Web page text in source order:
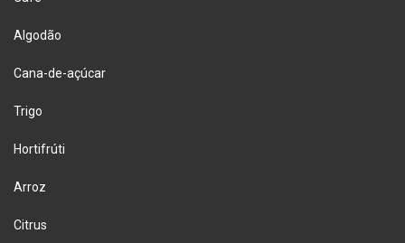
Algodão
Cana-de-açúcar
Trigo
Hortifrúti
Arroz
Citrus